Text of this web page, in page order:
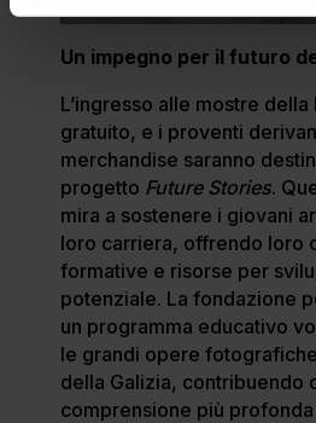
Un impegno per il futuro
L’ingresso alle mostre della
gratuito, e i proventi
merchandise saranno
progetto Future Stories.
mira a sostenere i giovani
loro carriera, offrendo loro
formative e risorse per
potenziale. La fondazione
un programma educativo
le grandi opere
della Galizia, contribuendo
comprensione più